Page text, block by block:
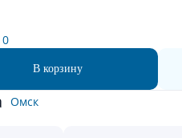
0
В корзину
Омск